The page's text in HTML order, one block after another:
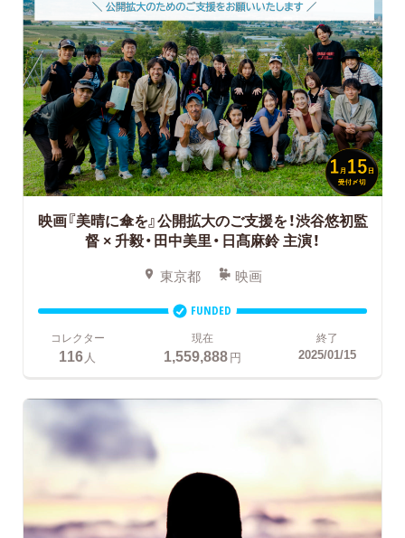
映画『美晴に傘を』公開拡大のご支援を！渋谷悠初監
督 × 升毅・田中美里・日髙麻鈴 主演！
東京都 映画
FUNDED
コレクター
116 人
現在
1,559,888円
終了
2025/01/15